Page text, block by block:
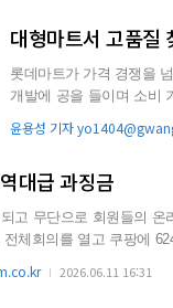
대형마트서 고품
롯데마트가 가격 경쟁을 넘어
개발에 공을 들이며 소비
윤용성 기자
대급 과징금
고 무단으로 회원들의 온
회의를 열고 쿠팡에
원보다 4898억9000만원
2026.06.11 16:31